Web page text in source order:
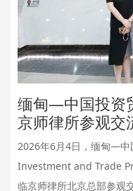
缅甸—中国投资
京师律所参观交
2026年6月4日，缅甸—
Investment and Trade
临京师律所北京总部参观